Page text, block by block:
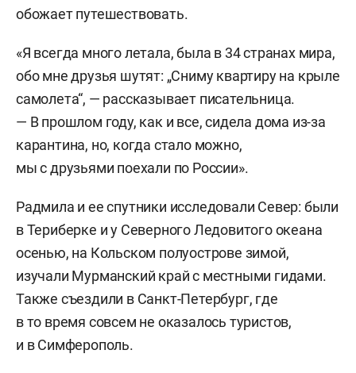
обожает путешествовать.
«Я всегда много летала, была в 34 странах мира,
обо мне друзья шутят: „Сниму квартиру на крыле
самолета“, — рассказывает писательница.
— В прошлом году, как и все, сидела дома из-за
карантина, но, когда стало можно,
мы с друзьями поехали по России».
Радмила и ее спутники исследовали Север: были
в Териберке и у Северного Ледовитого океана
осенью, на Кольском полуострове зимой,
изучали Мурманский край с местными гидами.
Также съездили в Санкт-Петербург, где
в то время совсем не оказалось туристов,
и в Симферополь.